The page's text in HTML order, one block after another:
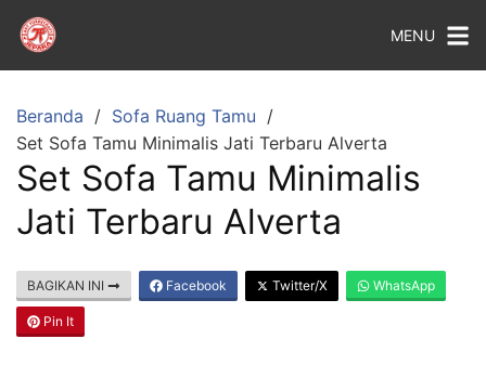
MENU
Beranda
Sofa Ruang Tamu
Set Sofa Tamu Minimalis Jati Terbaru Alverta
Set Sofa Tamu Minimalis
Jati Terbaru Alverta
BAGIKAN INI Facebook Twitter/X WhatsApp
Pin It